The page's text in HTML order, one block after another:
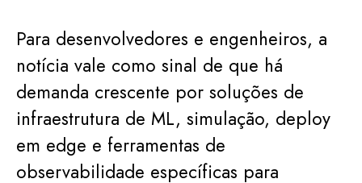
Para desenvolvedores e engenheiros, a
notícia vale como sinal de que há
demanda crescente por soluções de
infraestrutura de ML, simulação, deploy
em edge e ferramentas de
observabilidade específicas para